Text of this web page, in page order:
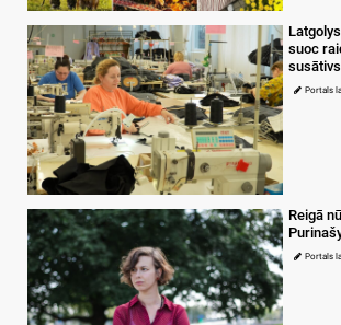
suoc
Portals
Reigā
Portals